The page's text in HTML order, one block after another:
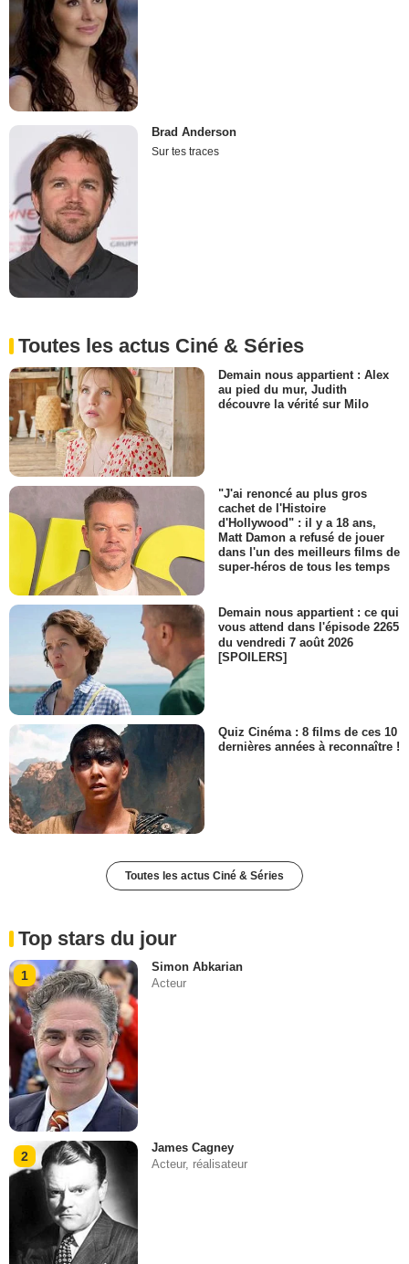
Brad Anderson
Sur tes traces
Toutes les actus Ciné & Séries
Demain nous appartient : Alex
au pied du mur, Judith
découvre la vérité sur Milo
"J'ai renoncé au plus gros
cachet de l'Histoire
d'Hollywood" : il y a 18 ans,
Matt Damon a refusé de jouer
dans l'un des meilleurs films de
super-héros de tous les temps
Demain nous appartient : ce qui
vous attend dans l'épisode 2265
du vendredi 7 août 2026
[SPOILERS]
Quiz Cinéma : 8 films de ces 10
dernières années à reconnaître !
Toutes les actus Ciné & Séries
Top stars du jour
1
Simon Abkarian
Acteur
2
James Cagney
Acteur, réalisateur